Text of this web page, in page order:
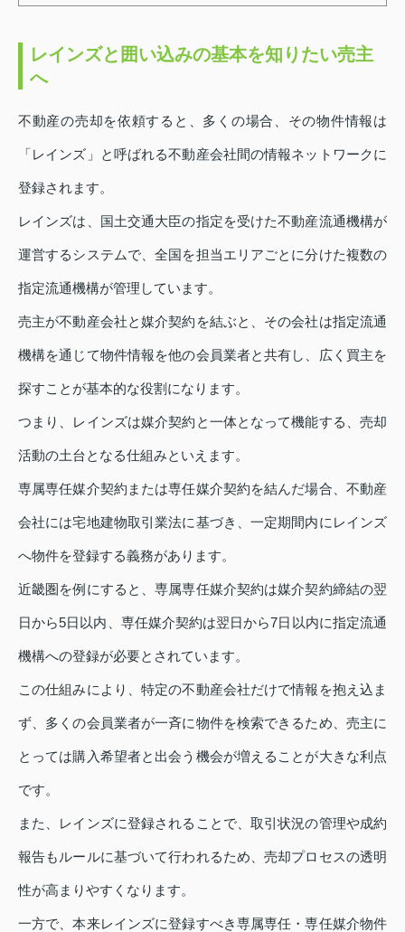
レインズと囲い込みの基本を知りたい売主
へ
不動産の売却を依頼すると、多くの場合、その物件情報は
「レインズ」と呼ばれる不動産会社間の情報ネットワークに
登録されます。
レインズは、国土交通大臣の指定を受けた不動産流通機構が
運営するシステムで、全国を担当エリアごとに分けた複数の
指定流通機構が管理しています。
売主が不動産会社と媒介契約を結ぶと、その会社は指定流通
機構を通じて物件情報を他の会員業者と共有し、広く買主を
探すことが基本的な役割になります。
つまり、レインズは媒介契約と一体となって機能する、売却
活動の土台となる仕組みといえます。
専属専任媒介契約または専任媒介契約を結んだ場合、不動産
会社には宅地建物取引業法に基づき、一定期間内にレインズ
へ物件を登録する義務があります。
近畿圏を例にすると、専属専任媒介契約は媒介契約締結の翌
日から5日以内、専任媒介契約は翌日から7日以内に指定流通
機構への登録が必要とされています。
この仕組みにより、特定の不動産会社だけで情報を抱え込ま
ず、多くの会員業者が一斉に物件を検索できるため、売主に
とっては購入希望者と出会う機会が増えることが大きな利点
です。
また、レインズに登録されることで、取引状況の管理や成約
報告もルールに基づいて行われるため、売却プロセスの透明
性が高まりやすくなります。
一方で、本来レインズに登録すべき専属専任・専任媒介物件